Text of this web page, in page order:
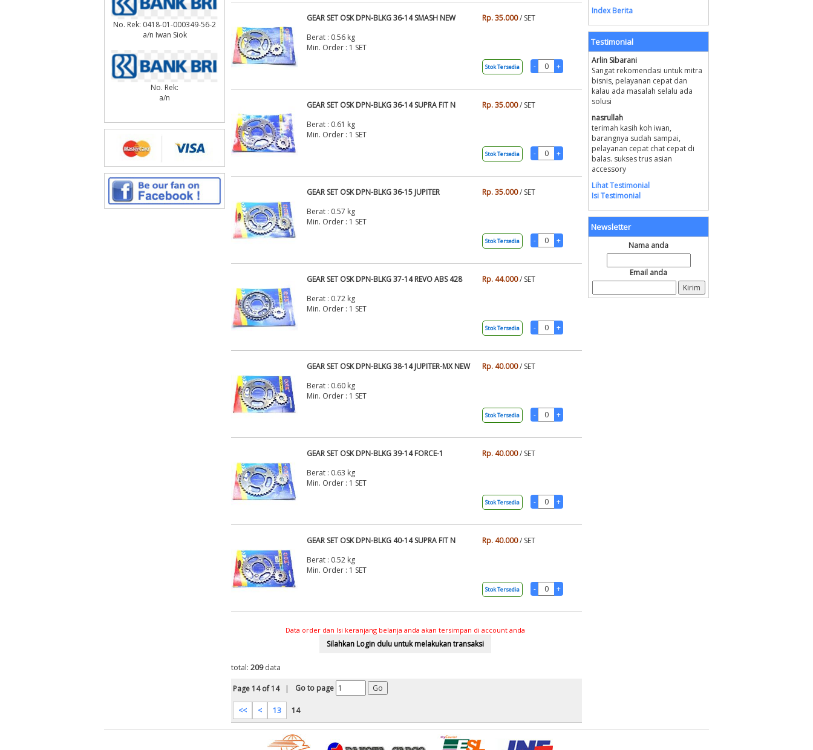
No. Rek: 0418-01-000349-56-2
a/n Iwan Siok
No. Rek:
a/n
GEAR SET OSK DPN-BLKG 36-14 SMASH NEW
Berat : 0.56 kg
Min. Order : 1 SET
Rp. 35.000/ SET
Stok Tersedia
GEAR SET OSK DPN-BLKG 36-14 SUPRA FIT N
Berat : 0.61 kg
Min. Order : 1 SET
Rp. 35.000/ SET
Stok Tersedia
GEAR SET OSK DPN-BLKG 36-15 JUPITER
Berat : 0.57 kg
Min. Order : 1 SET
Rp. 35.000/ SET
Stok Tersedia
GEAR SET OSK DPN-BLKG 37-14 REVO ABS 428
Berat : 0.72 kg
Min. Order : 1 SET
Rp. 44.000/ SET
Stok Tersedia
GEAR SET OSK DPN-BLKG 38-14 JUPITER-MX NEW
Berat : 0.60 kg
Min. Order : 1 SET
Rp. 40.000/ SET
Stok Tersedia
GEAR SET OSK DPN-BLKG 39-14 FORCE-1
Berat : 0.63 kg
Min. Order : 1 SET
Rp. 40.000/ SET
Stok Tersedia
GEAR SET OSK DPN-BLKG 40-14 SUPRA FIT N
Berat : 0.52 kg
Min. Order : 1 SET
Rp. 40.000/ SET
Stok Tersedia
Data order dan Isi keranjang belanja anda akan tersimpan di account anda
total: 209data
Page 14 of 14| Go to page
<< < 13 14
Index Berita
Testimonial
Arlin Sibarani
Sangat rekomendasi untuk mitra
bisnis, pelayanan cepat dan
kalau ada masalah selalu ada
solusi
nasrullah
terimah kasih koh iwan,
barangnya sudah sampai,
pelayanan cepat chat cepat di
balas. sukses trus asian
accessory
Lihat Testimonial
Isi Testimonial
Newsletter
Nama anda
Email anda